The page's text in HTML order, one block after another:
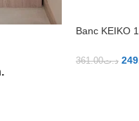
Banc KEIKO
د.ت361.00